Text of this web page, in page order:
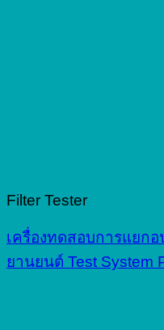
Filter Tester
เครื่องทดสอบการแยก
ยานยนต์ Test System